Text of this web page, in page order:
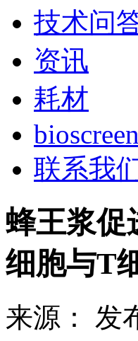
技术问
资讯
耗材
bioscreen
联系我
蜂王浆促
细胞与T
来源： 发